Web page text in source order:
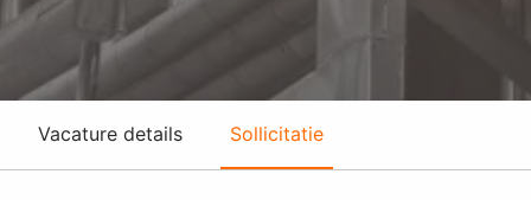
Vacature details Sollicitatie